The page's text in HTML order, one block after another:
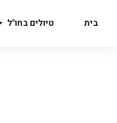
בית טיולים בחו"ל